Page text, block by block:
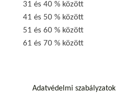
31 és 40 % között
41 és 50 % között
51 és 60 % között
61 és 70 % között
Adatvédelmi szabályzatok